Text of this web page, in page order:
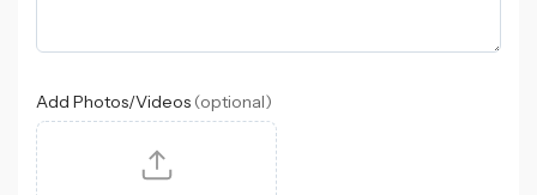
Add Photos/Videos (optional)